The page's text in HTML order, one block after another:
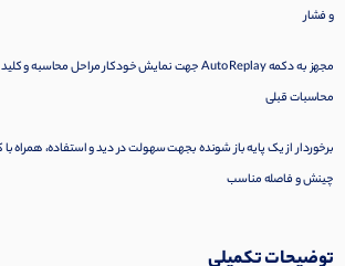
و فشار
محاسبات قبلی
برخوردار از یک پایه باز شونده بجهت سهولت در دید و استفاده، همراه با
چینش و فاصله مناسب